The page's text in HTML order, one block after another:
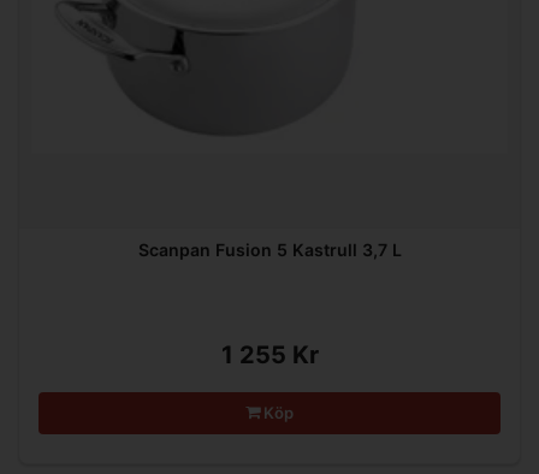
Scanpan Fusion 5 Kastrull 3,7 L
1 255 Kr
Köp